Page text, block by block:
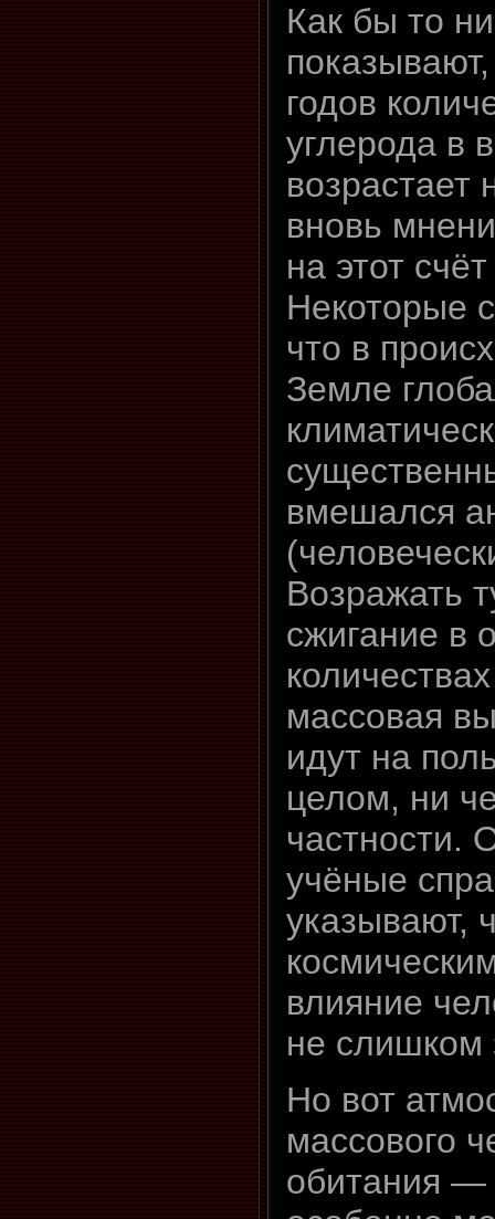
Как бы то
годов
углерода в
возрастает
вновь
на этот
Некоторые
что в
Земле
вмешался
Возражать
сжигание в
массовая
идут на
целом, ни
частности.
учёные
указывают,
влияние
не слишком
Но вот
массового
обитания —